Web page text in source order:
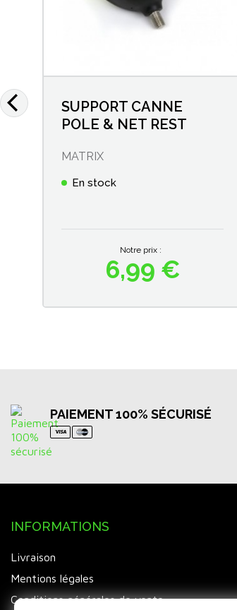
SUPPORT CANNE
POLE & NET REST
MATRIX
En stock
Prix
Notre prix :
6,99 €
PAIEMENT 100% SÉCURISÉ
INFORMATIONS
Livraison
Mentions légales
Conditions générales de vente